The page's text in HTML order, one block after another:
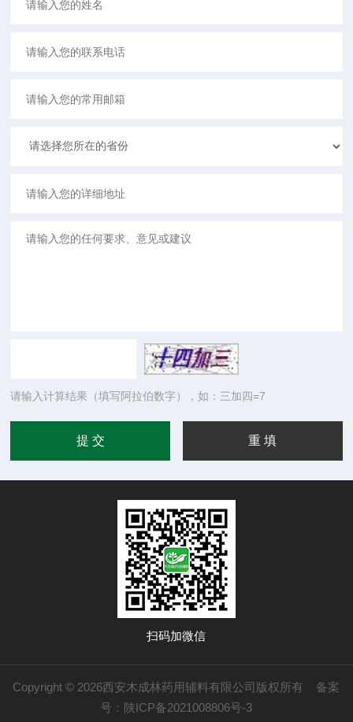
请输入计算结果（填写阿拉伯数字），如：三加四=7
扫码加微信
Copyright © 2026西安木成林药用辅料有限公司版权所有 备案
号：陕ICP备2021008806号-3